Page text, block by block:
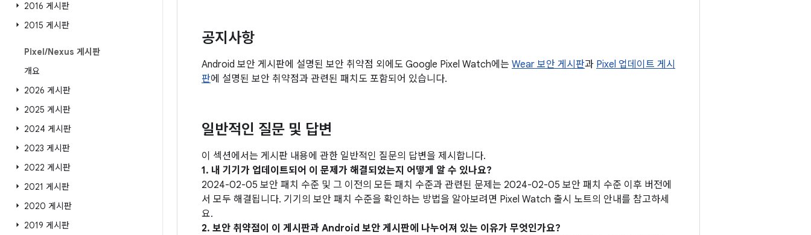
2016 게시판
2015 게시판
Pixel/Nexus 게시판
개요
2026 게시판
2025 게시판
2024 게시판
2023 게시판
2022 게시판
2021 게시판
2020 게시판
2019 게시판
공지사항
Android 보안 게시판에 설명된 보안 취약점 외에도 Google Pixel Watch에는 Wear 보안 게시판과 Pixel 업데이트 게시
판에 설명된 보안 취약점과 관련된 패치도 포함되어 있습니다.
일반적인 질문 및 답변
이 섹션에서는 게시판 내용에 관한 일반적인 질문의 답변을 제시합니다.
1. 내 기기가 업데이트되어 이 문제가 해결되었는지 어떻게 알 수 있나요?
2024-02-05 보안 패치 수준 및 그 이전의 모든 패치 수준과 관련된 문제는 2024-02-05 보안 패치 수준 이후 버전에
서 모두 해결됩니다. 기기의 보안 패치 수준을 확인하는 방법을 알아보려면 Pixel Watch 출시 노트의 안내를 참고하세
요.
2. 보안 취약점이 이 게시판과 Android 보안 게시판에 나누어져 있는 이유가 무엇인가요?